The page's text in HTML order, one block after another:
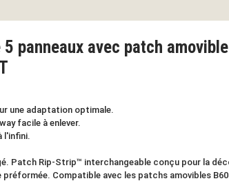
panneaux avec patch
une adaptation optimale.
facile à enlever.
l'infini.
Patch Rip-Strip™ interchangeable conçu pour la
préformée. Compatible avec les patchs amovibles